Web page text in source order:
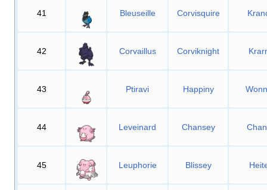
41 Bleuseille Corvisquire
42 Corvaillus Corviknight
43 Ptiravi Happiny
44 Leveinard Chansey
45 Leuphorie Blissey